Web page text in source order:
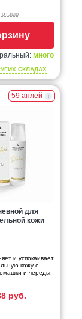
отзыв
много
СКЛАДАХ
59 аплей
для
кожи
и успокаивает
кожу с
и череды.
руб.